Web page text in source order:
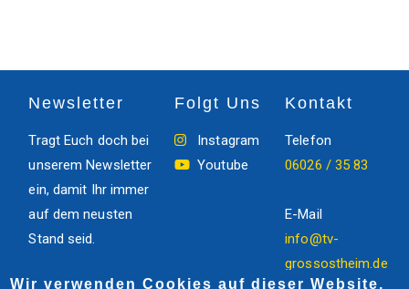
Newsletter
Tragt Euch doch bei
unserem Newsletter
ein, damit Ihr immer
auf dem neusten
Stand seid.
Folgt Uns
Instagram
Youtube
Kontakt
Telefon
06026 / 35 83
E-Mail
info@tv-
grossostheim.de
Wir verwenden Cookies auf dieser Website,